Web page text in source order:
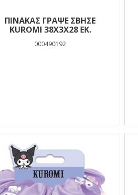
ΠΊΝΑΚΑΣ ΓΡΆΨΕ ΣΒΉΣΕ
KUROMI 38X3X28 ΕΚ.
000490192